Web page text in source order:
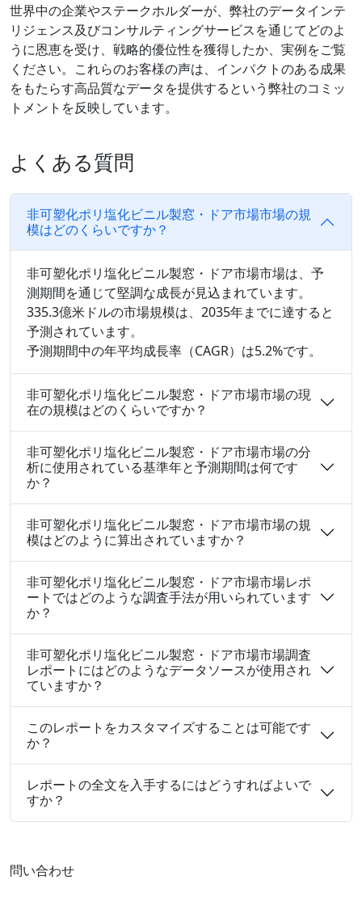
世界中の企業やステークホルダーが、弊社のデータインテ
リジェンス及びコンサルティングサービスを通じてどのよ
うに恩恵を受け、戦略的優位性を獲得したか、実例をご覧
ください。これらのお客様の声は、インパクトのある成果
をもたらす高品質なデータを提供するという弊社のコミッ
トメントを反映しています。
よくある質問
非可塑化ポリ塩化ビニル製窓・ドア市場市場の規
模はどのくらいですか？
非可塑化ポリ塩化ビニル製窓・ドア市場市場は、予
測期間を通じて堅調な成長が見込まれています。
335.3億米ドルの市場規模は、2035年までに達すると
予測されています。
予測期間中の年平均成長率（CAGR）は5.2%です。
非可塑化ポリ塩化ビニル製窓・ドア市場市場の現
在の規模はどのくらいですか？
非可塑化ポリ塩化ビニル製窓・ドア市場市場の分
析に使用されている基準年と予測期間は何です
か？
非可塑化ポリ塩化ビニル製窓・ドア市場市場の規
模はどのように算出されていますか？
非可塑化ポリ塩化ビニル製窓・ドア市場市場レポ
ートではどのような調査手法が用いられています
か？
非可塑化ポリ塩化ビニル製窓・ドア市場市場調査
レポートにはどのようなデータソースが使用され
ていますか？
このレポートをカスタマイズすることは可能です
か？
レポートの全文を入手するにはどうすればよいで
すか？
問い合わせ